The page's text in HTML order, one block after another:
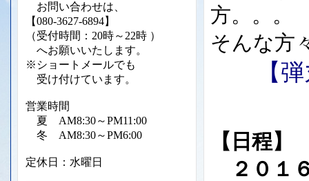
方。。。
そんな方
【弾丸
【日程】
２０１
お問い合わせは、
【080-3627-6894】
（受付時間：20時～22時 ）
へお願いいたします。
※ショートメールでも
受け付けています。
営業時間
夏 AM8:30～PM11:00
冬 AM8:30～PM6:00
定休日：水曜日